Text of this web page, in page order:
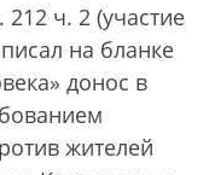
ч. 2 (участие
на бланке
донос в
жителей